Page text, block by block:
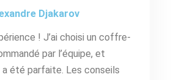
Djakarov
! J’ai choisi un coffre-
par l’équipe, et
a été parfaite. Les conseils